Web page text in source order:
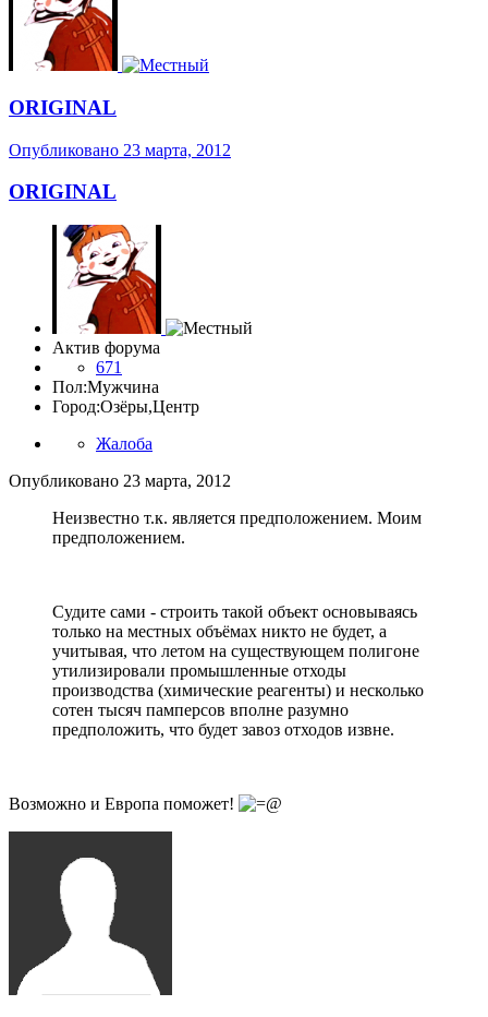
ORIGINAL
Опубликовано 23 марта, 2012
ORIGINAL
Актив форума
671
Пол:Мужчина
Город:Озёры,Центр
Жалоба
Опубликовано 23 марта, 2012
Неизвестно т.к. является предположением. Моим
предположением.
Судите сами - строить такой объект основываясь
только на местных объёмах никто не будет, а
учитывая, что летом на существующем полигоне
утилизировали промышленные отходы
производства (химические реагенты) и несколько
сотен тысяч памперсов вполне разумно
предположить, что будет завоз отходов извне.
Возможно и Европа поможет!